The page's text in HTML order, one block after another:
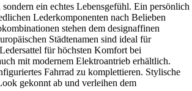
ein echtes Lebensgefühl. Ein persönlich
Lederkomponenten nach Belieben
stehen dem designaffinen
Städtenamen sind ideal für
für höchsten Komfort bei
mit modernem Elektroantrieb erhältlich.
Fahrrad zu komplettieren. Stylische
gekonnt ab und verleihen dem